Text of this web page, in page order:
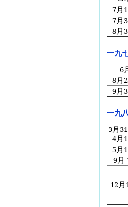
7月
7月
8月
一九
6
8月
9月
一九
3月
4月
5月
9月
12月